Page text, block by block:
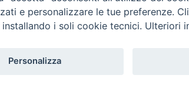
riservati - Vita Trentina Editrice
e personalizzare le tue preferenze.
installando i soli cookie tecnici. Ulteriori
Personalizza